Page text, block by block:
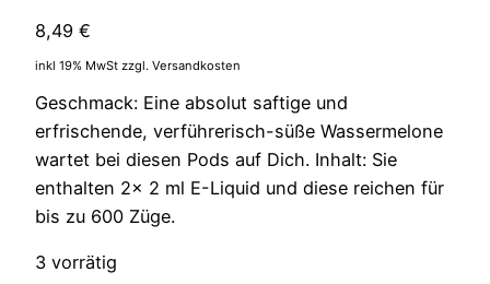
8,49 €
inkl 19% MwSt zzgl. Versandkosten
Geschmack: Eine absolut saftige und
erfrischende, verführerisch-süße Wassermelone
wartet bei diesen Pods auf Dich. Inhalt: Sie
enthalten 2x 2 ml E-Liquid und diese reichen für
bis zu 600 Züge.
3 vorrätig